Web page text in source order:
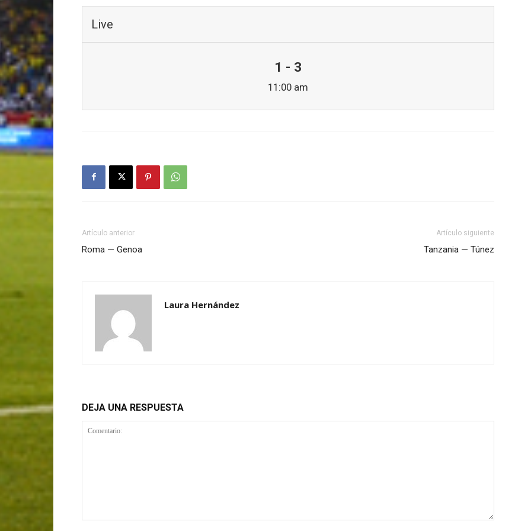
Live
1 - 3
11:00 am
Artículo anterior
Roma — Genoa
Artículo siguiente
Tanzania — Túnez
Laura Hernández
DEJA UNA RESPUESTA